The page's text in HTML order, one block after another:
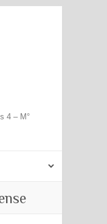
4 – M°